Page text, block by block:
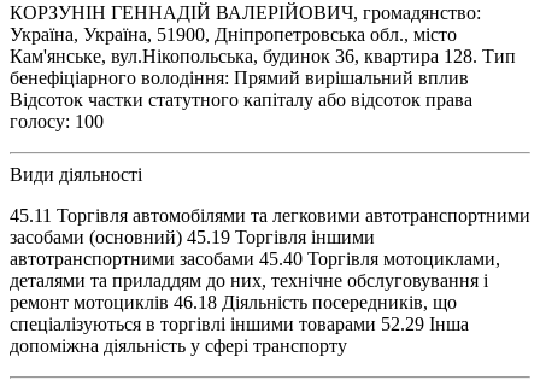
КОРЗУНІН ГЕННАДІЙ ВАЛЕРІЙОВИЧ, громадянство:
Україна, Україна, 51900, Дніпропетровська обл., місто
Кам'янське, вул.Нікопольська, будинок 36, квартира 128. Тип
бенефіціарного володіння: Прямий вирішальний вплив
Відсоток частки статутного капіталу або відсоток права
голосу: 100
Види діяльності
45.11 Торгівля автомобілями та легковими автотранспортними
засобами (основний) 45.19 Торгівля іншими
автотранспортними засобами 45.40 Торгівля мотоциклами,
деталями та приладдям до них, технічне обслуговування і
ремонт мотоциклів 46.18 Діяльність посередників, що
спеціалізуються в торгівлі іншими товарами 52.29 Інша
допоміжна діяльність у сфері транспорту